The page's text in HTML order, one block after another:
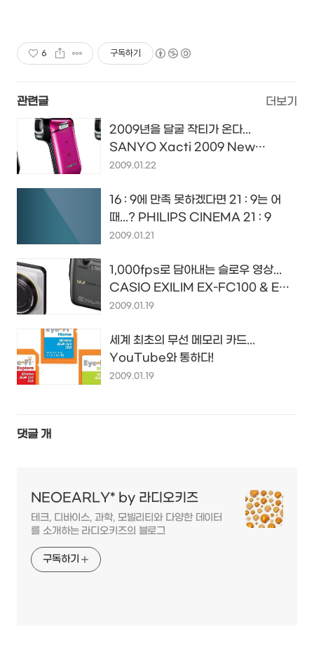
6 구독하기
관련글 더보기
2009년을 달굴 작티가 온다...
SANYO Xacti 2009 New
Lineup...
2009.01.22
16 : 9에 만족 못하겠다면 21 : 9는 어
때...? PHILIPS CINEMA 21 : 9
2009.01.21
1,000fps로 담아내는 슬로우 영상...
CASIO EXILIM EX-FC100 & EX-
FS10
2009.01.19
세계 최초의 무선 메모리 카드...
YouTube와 통하다!
2009.01.19
댓글 개
NEOEARLY* by 라디오키즈
테크, 디바이스, 과학, 모빌리티와 다양한 데이터
를 소개하는 라디오키즈의 블로그
구독하기